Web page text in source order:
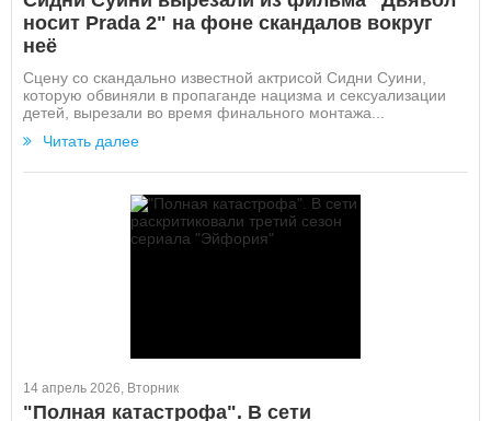
носит Prada 2" на фоне скандалов вокруг
неё
Сцену со скандально известной актрисой Сидни Суини,
которую обвиняли в пропаганде нацизма и сексуализации
детей, вырезали во время финального монтажа...
Читать далее
14 апрель 2026, Вторник
"Полная катастрофа". В сети